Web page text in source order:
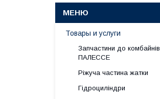
Товары и услуги
Запчастини до комбайнів
ПАЛЕССЕ
Ріжуча частина жатки
Гідроциліндри